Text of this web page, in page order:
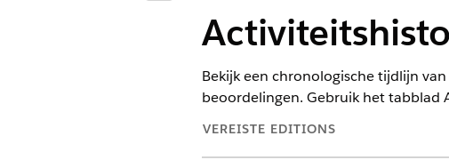
Bekijk een chronologische tijdlijn
beoordelingen. Gebruik het tabblad
VEREISTE EDITIONS